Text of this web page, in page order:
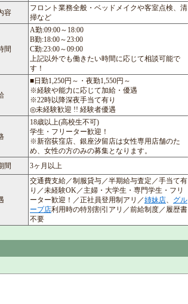
容
フロント業務全般・ベッドメイクや客室点検、清
掃など
間
A勤:09:00～18:00
B勤:18:00～23:00
C勤:23:00～09:00
上記以外でも働きたい時間に応じて相談可能で
す！
■日勤1,250円～・夜勤1,550円～
※経験や能力に応じて加給・優遇
※22時以降深夜手当て有り
◎未経験歓迎 !! 経験者優遇
18歳以上(高校生不可)
学生・フリーター歓迎！
※新宿荻窪店、銀座汐留店は女性専用店舗のた
め、女性の方のみの募集となります。
間
3ヶ月以上
交通費支給／制服貸与／半期給与査定／手当て有
り／未経験OK／主婦・大学生・専門学生・フリ
ーター歓迎！／正社員登用制アリ／姉妹店、 グル
ープ店利用時の特別割引アリ／前給制度／履歴書
不要